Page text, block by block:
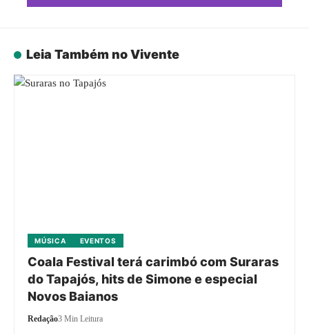
Leia Também no Vivente
MÚSICA EVENTOS
Coala Festival terá carimbó com Suraras
do Tapajós, hits de Simone e especial
Novos Baianos
Redação3 Min Leitura